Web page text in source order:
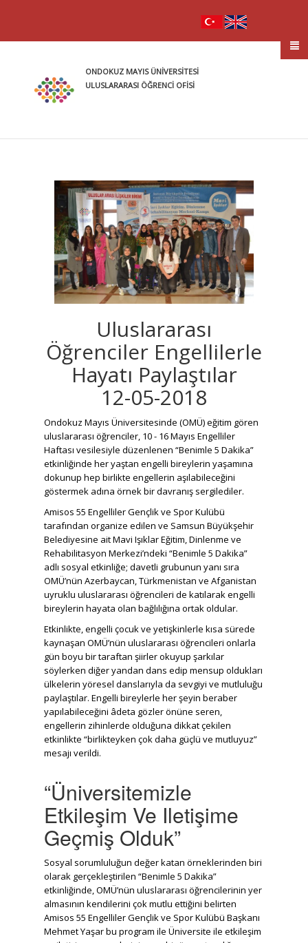
ONDOKUZ MAYIS ÜNİVERSİTESİ
ULUSLARARASI ÖĞRENCİ OFİSİ
Uluslararası
Öğrenciler Engellilerle
Hayatı Paylaştılar
12-05-2018
Ondokuz Mayıs Üniversitesinde (OMÜ) eğitim gören
uluslararası öğrenciler, 10 - 16 Mayıs Engelliler
Haftası vesilesiyle düzenlenen “Benimle 5 Dakika”
etkinliğinde her yaştan engelli bireylerin yaşamına
dokunup hep birlikte engellerin aşılabileceğini
göstermek adına örnek bir davranış sergilediler.
Amisos 55 Engelliler Gençlik ve Spor Kulübü
tarafından organize edilen ve Samsun Büyükşehir
Belediyesine ait Mavi Işıklar Eğitim, Dinlenme ve
Rehabilitasyon Merkezi’ndeki “Benimle 5 Dakika”
adlı sosyal etkinliğe; davetli grubunun yanı sıra
OMÜ’nün Azerbaycan, Türkmenistan ve Afganistan
uyruklu uluslararası öğrencileri de katılarak engelli
bireylerin hayata olan bağlılığına ortak oldular.
Etkinlikte, engelli çocuk ve yetişkinlerle kısa sürede
kaynaşan OMÜ’nün uluslararası öğrencileri onlarla
gün boyu bir taraftan şiirler okuyup şarkılar
söylerken diğer yandan dans edip mensup oldukları
ülkelerin yöresel danslarıyla da sevgiyi ve mutluluğu
paylaştılar. Engelli bireylerle her şeyin beraber
yapılabileceğini âdeta gözler önüne seren,
engellerin zihinlerde olduğuna dikkat çekilen
etkinlikte “birlikteyken çok daha güçlü ve mutluyuz”
mesajı verildi.
“Üniversitemizle
Etkileşim Ve Iletişime
Geçmiş Olduk”
Sosyal sorumluluğun değer katan örneklerinden biri
olarak gerçekleştirilen “Benimle 5 Dakika”
etkinliğinde, OMÜ’nün uluslararası öğrencilerinin yer
almasının kendilerini çok mutlu ettiğini belirten
Amisos 55 Engelliler Gençlik ve Spor Kulübü Başkanı
Mehmet Yaşar bu program ile Üniversite ile etkileşim